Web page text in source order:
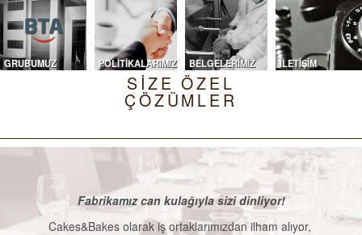
GRUBUMUZ POLİTİKALARIMIZ BELGELERİMİZ İLETİŞİM
SİZE ÖZEL
ÇÖZÜMLER
Fabrikamız can kulağıyla sizi dinliyor!
Cakes&Bakes olarak iş ortaklarımızdan ilham alıyor,